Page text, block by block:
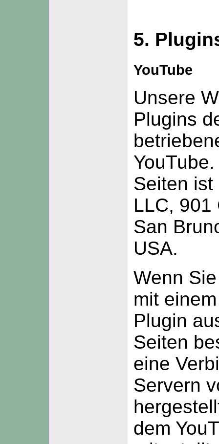
5.
YouTube
Unsere
Plugins
Seiten ist
LLC, 901
San
USA.
Wenn
mit
Plugin
Seiten
eine
Servern
dem